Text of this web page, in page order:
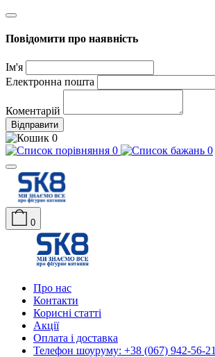
Повідомити про наявність
Ім'я
Електронна пошта
Коментарій
Відправити
0
0
0
0
Про нас
Контакти
Корисні статті
Акції
Оплата і доставка
Телефон шоуруму: +38 (067) 942-56-21